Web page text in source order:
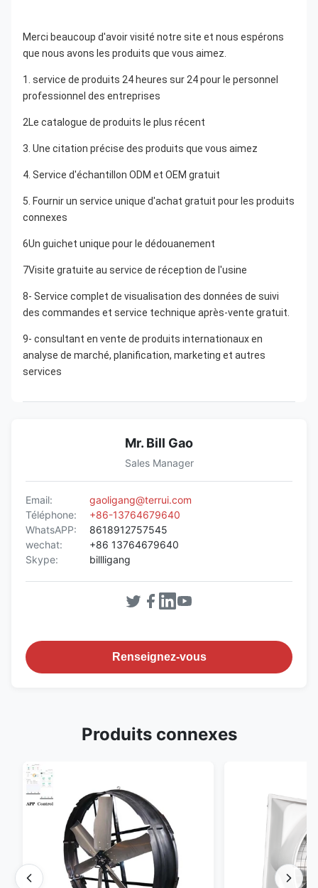
Merci beaucoup d'avoir visité notre site et nous espérons
que nous avons les produits que vous aimez.
1. service de produits 24 heures sur 24 pour le personnel
professionnel des entreprises
2Le catalogue de produits le plus récent
3. Une citation précise des produits que vous aimez
4. Service d'échantillon ODM et OEM gratuit
5. Fournir un service unique d'achat gratuit pour les produits
connexes
6Un guichet unique pour le dédouanement
7Visite gratuite au service de réception de l'usine
8- Service complet de visualisation des données de suivi
des commandes et service technique après-vente gratuit.
9- consultant en vente de produits internationaux en
analyse de marché, planification, marketing et autres
services
Mr. Bill Gao
Sales Manager
Email:
gaoligang@terrui.com
Téléphone:
+86-13764679640
WhatsAPP:
8618912757545
wechat:
+86 13764679640
Skype:
billligang
Renseignez-vous
Produits connexes